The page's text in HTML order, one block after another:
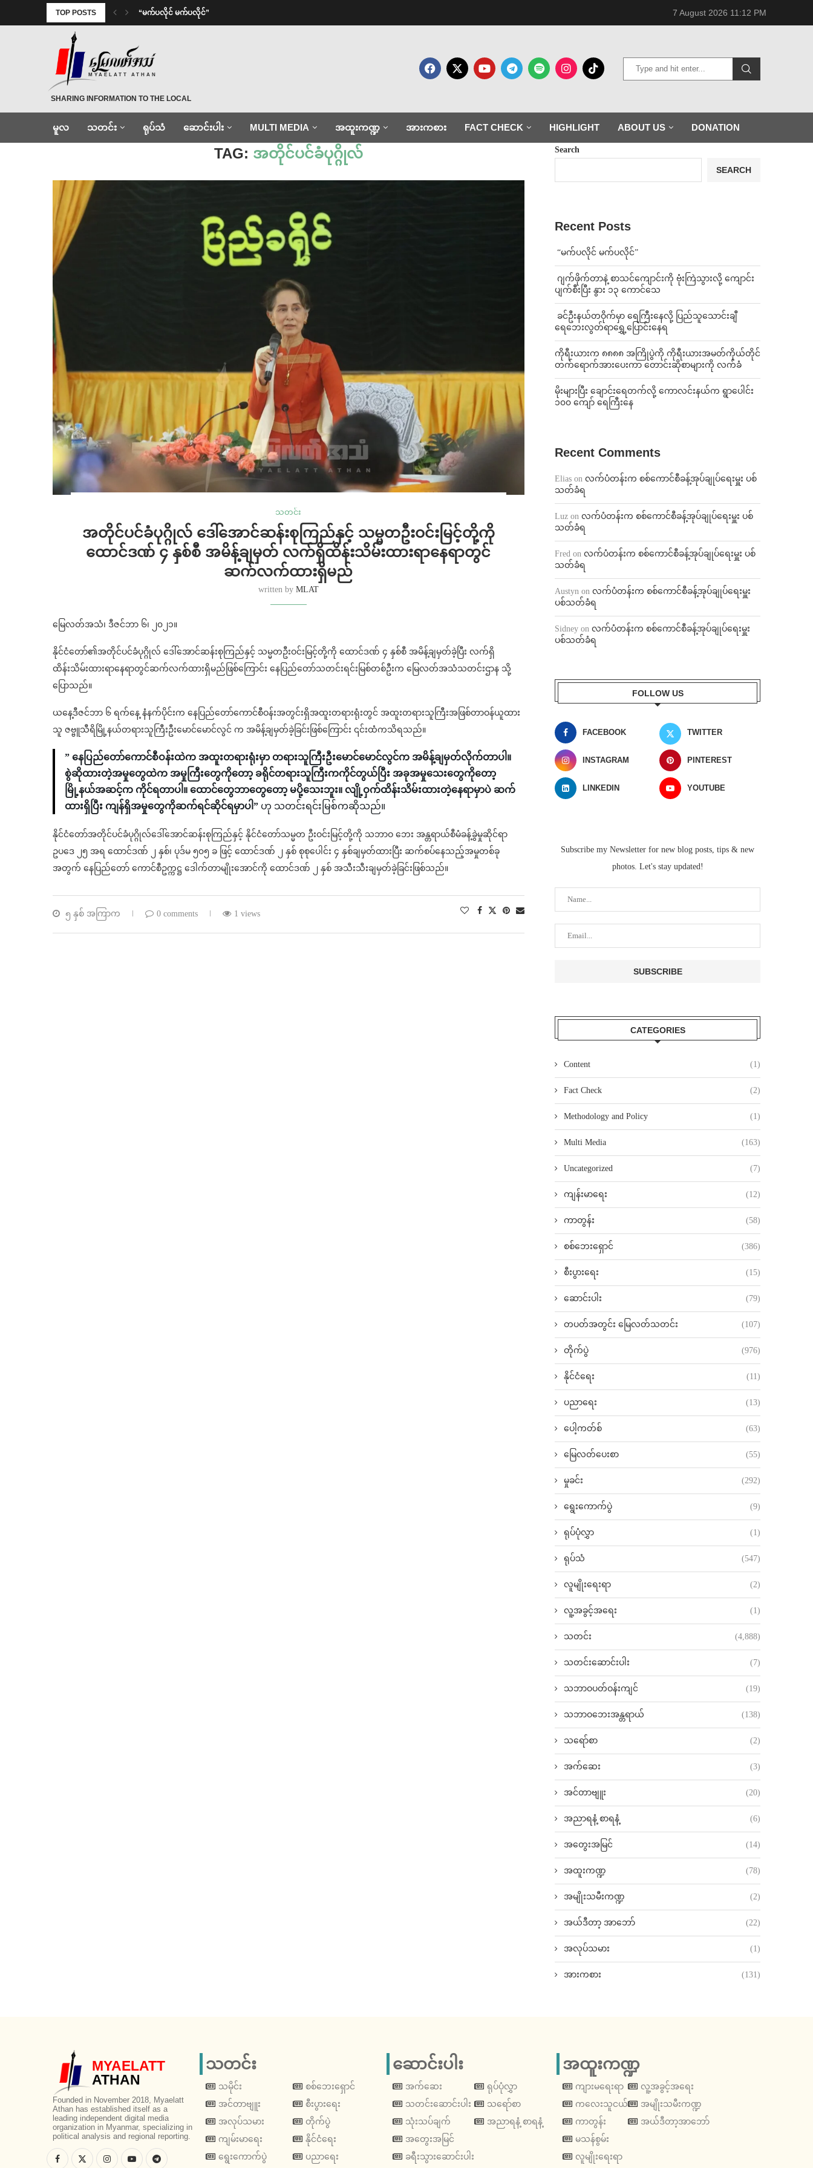
TOP POSTS ⁨ ⁨“မက်ပလိုင် မက်ပလိုင်” 7 August 2026 11:12 PM
MYAELATT ATHAN
SHARING INFORMATION TO THE LOCAL
မူလ သတင်း ရုပ်သံ ဆောင်းပါး MULTI MEDIA အထူးကဏ္ဍ အားကစား FACT CHECK HIGHLIGHT ABOUT US DONATION
Home အတိုင်ပင်ခံပုဂ္ဂိုလ်
TAG: အတိုင်ပင်ခံပုဂ္ဂိုလ်
သတင်း
အတိုင်ပင်ခံပုဂ္ဂိုလ် ဒေါ်အောင်ဆန်းစုကြည်နှင့် သမ္မတဦးဝင်းမြင့်တို့ကို
ထောင်ဒဏ် ၄ နှစ်စီ အမိန့်ချမှတ် လက်ရှိထိန်းသိမ်းထားရာနေရာတွင်
ဆက်လက်ထားရှိမည်
written by MLAT
မြေလတ်အသံ၊ ဒီဇင်ဘာ ၆၊ ၂၀၂၁။
နိုင်ငံတော်၏အတိုင်ပင်ခံပုဂ္ဂိုလ် ဒေါ်အောင်ဆန်းစုကြည်နှင့် သမ္မတဦးဝင်းမြင့်တို့ကို ထောင်ဒဏ် ၄ နှစ်စီ အမိန့်ချမှတ်ခဲ့ပြီး လက်ရှိ
ထိန်းသိမ်းထားရာနေရာတွင်ဆက်လက်ထားရှိမည်ဖြစ်ကြောင်း နေပြည်တော်သတင်းရင်းမြစ်တစ်ဦးက မြေလတ်အသံသတင်းဌာန သို့
ပြောသည်။
ယနေ့ဒီဇင်ဘာ ၆ ရက်နေ့ နံနက်ပိုင်းက နေပြည်တော်ကောင်စီဝန်းအတွင်းရှိအထူးတရားရုံးတွင် အထူးတရားသူကြီးအဖြစ်တာဝန်ယူထား
သူ ဇဗ္ဗူသီရိမြို့နယ်တရားသူကြီးဦးမောင်မောင်လွင် က အမိန့်ချမှတ်ခဲ့ခြင်းဖြစ်ကြောင်း ၎င်းထံကသိရသည်။
” နေပြည်တော်ကောင်စီဝန်းထဲက အထူးတရားရုံးမှာ တရားသူကြီးဦးမောင်မောင်လွင်က အမိန့်ချမှတ်လိုက်တာပါ။
စွဲဆိုထားတဲ့အမှုတွေထဲက အမှုကြီးတွေကိုတော့ ခရိုင်တရားသူကြီးကကိုင်တွယ်ပြီး အခုအမှုသေး‌တွေကိုတော့
မြို့နယ်အဆင့်က ကိုင်ရတာပါ။ ထောင်တွေဘာတွေတော့ မပို့သေးဘူး။ လျို့ဝှက်ထိန်းသိမ်းထားတဲ့နေရာမှာပဲ ဆက်
ထားရှိပြီး ကျန်ရှိအမှုတွေကိုဆက်ရင်ဆိုင်ရမှာပါ” ဟု သတင်းရင်းမြစ်ကဆိုသည်။
နိုင်ငံတော်အတိုင်ပင်ခံပုဂ္ဂိုလ်ဒေါ်အောင်ဆန်းစုကြည်နှင့် နိုင်ငံတော်သမ္မတ ဦးဝင်းမြင့်တို့ကို သဘာဝ ဘေး အန္တရာယ်စီမံခန့်ခွဲမှုဆိုင်ရာ
ဥပဒေ ၂၅ အရ ထောင်ဒဏ် ၂ နှစ်၊ ပုဒ်မ ၅၀၅ ခ ဖြင့် ထောင်ဒဏ် ၂ နှစ် စုစုပေါင်း ၄ နှစ်ချမှတ်ထားပြီး ဆက်စပ်နေသည့်အမှုတစ်ခု
အတွက် နေပြည်တော် ကောင်စီဥက္ကဋ္ဌ ဒေါက်တာမျိုးအောင်ကို ထောင်ဒဏ် ၂ နှစ် အသီးသီးချမှတ်ခဲ့ခြင်းဖြစ်သည်။
၅ နှစ် အကြာက 0 comments 1 views
Search
SEARCH
Recent Posts
⁨ ⁨“မက်ပလိုင် မက်ပလိုင်”
⁨⁩ ⁨ဂျက်ဖိုက်တာနဲ့ စာသင်ကျောင်းကို ဗုံးကြဲသွားလို့ ကျောင်း
ပျက်စီးပြီး နွား ၁၃ ကောင်သေ
⁩ ⁨ခင်ဦးနယ်တဝိုက်မှာ ရေကြီးနေလို့ ပြည်သူသောင်းချီ
ရေဘေးလွတ်ရာရွှေ့ပြောင်းနေရ
ကိုရီးယားက ၈၈၈၈ အကြိုပွဲကို ကိုရီးယားအမတ်ကိုယ်တိုင်
တက်ရောက်အားပေးကာ တောင်းဆိုစာများကို လက်ခံ
⁨မိုးများပြီး ချောင်းရေတက်လို့ ကောလင်းနယ်က ရွာပေါင်း
၁၀၀ ကျော် ရေကြီးနေ
Recent Comments
Elias on လက်ပံတန်းက စစ်ကောင်စီခန့်အုပ်ချုပ်ရေးမှူး ပစ်
သတ်ခံရ
Luz on လက်ပံတန်းက စစ်ကောင်စီခန့်အုပ်ချုပ်ရေးမှူး ပစ်
သတ်ခံရ
Fred on လက်ပံတန်းက စစ်ကောင်စီခန့်အုပ်ချုပ်ရေးမှူး ပစ်
သတ်ခံရ
Austyn on လက်ပံတန်းက စစ်ကောင်စီခန့်အုပ်ချုပ်ရေးမှူး
ပစ်သတ်ခံရ
Sidney on လက်ပံတန်းက စစ်ကောင်စီခန့်အုပ်ချုပ်ရေးမှူး
ပစ်သတ်ခံရ
FOLLOW US
FACEBOOK TWITTER
INSTAGRAM PINTEREST
LINKEDIN YOUTUBE
Subscribe my Newsletter for new blog posts, tips & new
photos. Let's stay updated!
CATEGORIES
Content (1)
Fact Check (2)
Methodology and Policy (1)
Multi Media (163)
Uncategorized (7)
ကျန်းမာရေး (12)
ကာတွန်း (58)
စစ်ဘေးရှောင် (386)
စီးပွားရေး (15)
ဆောင်းပါး (79)
တပတ်အတွင်း မြေလတ်သတင်း (107)
တိုက်ပွဲ (976)
နိုင်ငံရေး (11)
ပညာရေး (13)
ပေါ့ကတ်စ် (63)
မြေလတ်ပေးစာ (55)
မှုခင်း (292)
ရွေးကောက်ပွဲ (9)
ရုပ်ပုံလွှာ (1)
ရုပ်သံ (547)
လူမျိုးရေးရာ (2)
လူ့အခွင့်အရေး (1)
သတင်း (4,888)
သတင်းဆောင်းပါး (7)
သဘာဝပတ်ဝန်းကျင် (19)
သဘာဝဘေးအန္တရာယ် (138)
သရော်စာ (2)
အက်ဆေး (3)
အင်တာဗျူး (20)
အညာရနံ့ စာရနံ့ (6)
အတွေးအမြင် (14)
အထူးကဏ္ဍ (78)
အမျိုးသမီးကဏ္ဍ (2)
အယ်ဒီတာ့ အာဘော် (22)
အလုပ်သမား (1)
အားကစား (131)
MYAELATT
ATHAN
Founded in November 2018, Myaelatt
Athan has established itself as a
leading independent digital media
organization in Myanmar, specializing in
political analysis and regional reporting.
သတင်း
သမိုင်း
အင်တာဗျူး
အလုပ်သမား
ကျမ်းမာရေး
ရွေးကောက်ပွဲ
စစ်ဘေးရှောင်
စီးပွားရေး
တိုက်ပွဲ
နိုင်ငံရေး
ပညာရေး
ဆောင်းပါး
အက်ဆေး
သတင်းဆောင်းပါး
သုံးသပ်ချက်
အတွေးအမြင်
ခရီးသွားဆောင်းပါး
ရုပ်ပုံလွှာ
သရော်စာ
အညာရနံ့ စာရနံ့
အထူးကဏ္ဍ
ကျားမရေးရာ
ကလေးသူငယ်
ကာတွန်း
မသန်စွမ်း
လူမျိုးရေးရာ
လူ့အခွင့်အရေး
အမျိုးသမီးကဏ္ဍ
အယ်ဒီတာ့အာဘော်